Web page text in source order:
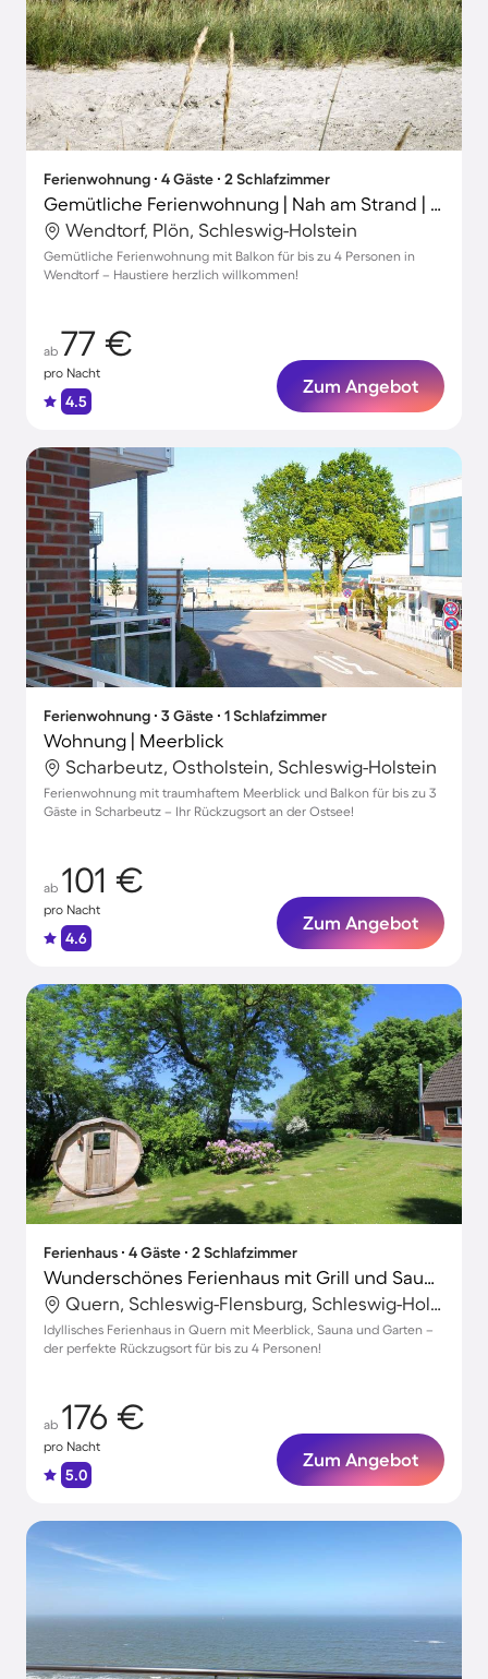
Ferienwohnung ∙ 4 Gäste ∙ 2 Schlafzimmer
Gemütliche Ferienwohnung | Nah am Strand | Haustierfreundlich
Wendtorf, Plön, Schleswig-Holstein
Gemütliche Ferienwohnung mit Balkon für bis zu 4 Personen in
Wendtorf – Haustiere herzlich willkommen!
ab 77 €
pro Nacht
4.5
Zum Angebot
Ferienwohnung ∙ 3 Gäste ∙ 1 Schlafzimmer
Wohnung | Meerblick
Scharbeutz, Ostholstein, Schleswig-Holstein
Ferienwohnung mit traumhaftem Meerblick und Balkon für bis zu 3
Gäste in Scharbeutz – Ihr Rückzugsort an der Ostsee!
ab 101 €
pro Nacht
4.6
Zum Angebot
Ferienhaus ∙ 4 Gäste ∙ 2 Schlafzimmer
Wunderschönes Ferienhaus mit Grill und Sauna | Neben dem Strand | Haustierfreundlich
Quern, Schleswig-Flensburg, Schleswig-Holstein
Idyllisches Ferienhaus in Quern mit Meerblick, Sauna und Garten –
der perfekte Rückzugsort für bis zu 4 Personen!
ab 176 €
pro Nacht
5.0
Zum Angebot